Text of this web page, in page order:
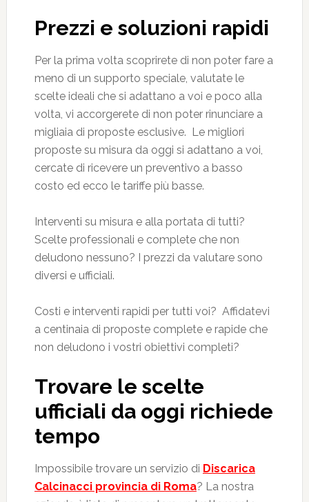
Prezzi e soluzioni rapidi
Per la prima volta scoprirete di non poter fare a
meno di un supporto speciale, valutate le
scelte ideali che si adattano a voi e poco alla
volta, vi accorgerete di non poter rinunciare a
migliaia di proposte esclusive. Le migliori
proposte su misura da oggi si adattano a voi,
cercate di ricevere un preventivo a basso
costo ed ecco le tariffe più basse.
Interventi su misura e alla portata di tutti?
Scelte professionali e complete che non
deludono nessuno? I prezzi da valutare sono
diversi e ufficiali.
Costi e interventi rapidi per tutti voi? Affidatevi
a centinaia di proposte complete e rapide che
non deludono i vostri obiettivi completi?
Trovare le scelte
ufficiali da oggi richiede
tempo
Impossibile trovare un servizio di Discarica
Calcinacci provincia di Roma? La nostra